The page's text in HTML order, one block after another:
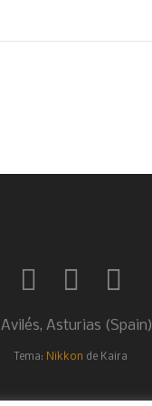
Avilés, Asturias (Spain)
Tema: Nikkon de Kaira